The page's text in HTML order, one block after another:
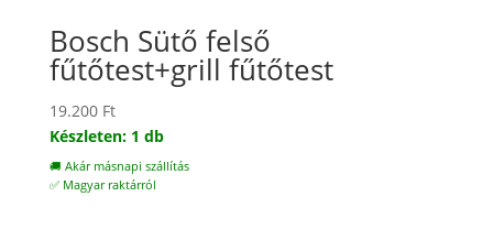
Bosch Sütő felső
fűtőtest+grill fűtőtest
19.200 Ft
Készleten: 1 db
🚚 Akár másnapi szállítás
✅ Magyar raktárról